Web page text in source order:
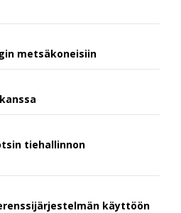
metsäkoneisiin
tiehallinnon
käyttöön